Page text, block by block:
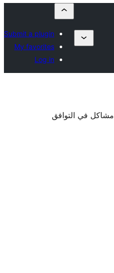
Submit a plugin
My favorites
Log in
مشاكل في التوافق